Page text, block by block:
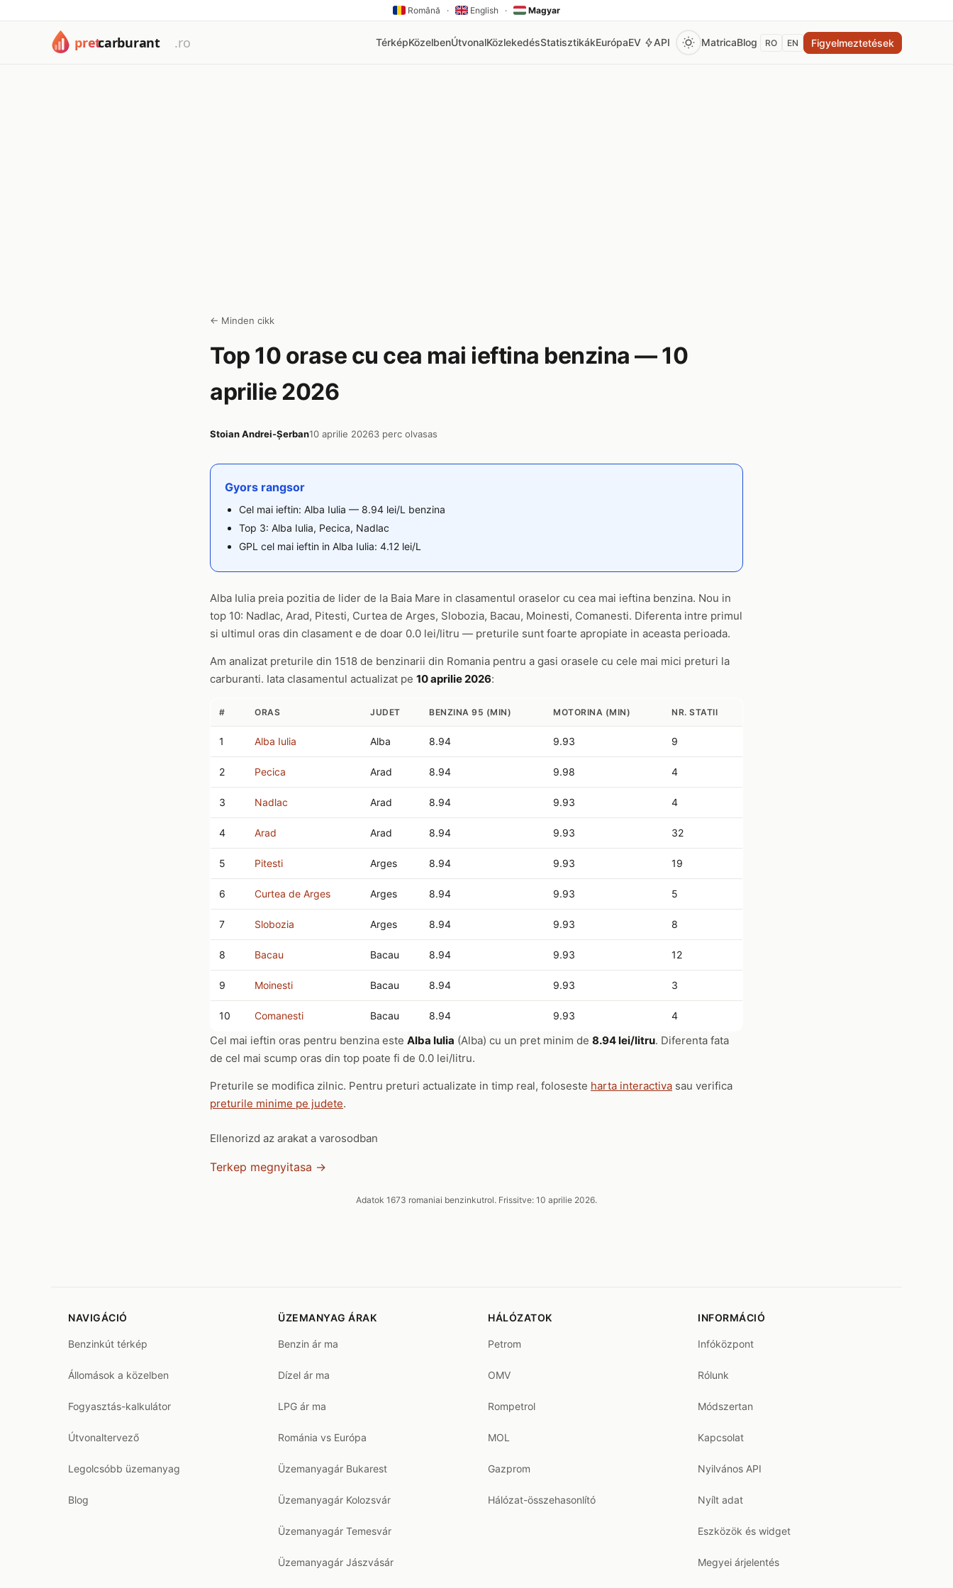
Română · English · Magyar
TérképKözelbenÚtvonalKözlekedésStatisztikákEurópaEV API MatricaBlog RO EN Figyelmeztetések
← Minden cikk
Top 10 orase cu cea mai ieftina benzina — 10
aprilie 2026
Stoian Andrei-Șerban10 aprilie 20263 perc olvasas
Gyors rangsor
Cel mai ieftin: Alba Iulia — 8.94 lei/L benzina
Top 3: Alba Iulia, Pecica, Nadlac
GPL cel mai ieftin in Alba Iulia: 4.12 lei/L
Alba Iulia preia pozitia de lider de la Baia Mare in clasamentul oraselor cu cea mai ieftina benzina. Nou in
top 10: Nadlac, Arad, Pitesti, Curtea de Arges, Slobozia, Bacau, Moinesti, Comanesti. Diferenta intre primul
si ultimul oras din clasament e de doar 0.0 lei/litru — preturile sunt foarte apropiate in aceasta perioada.
Am analizat preturile din 1518 de benzinarii din Romania pentru a gasi orasele cu cele mai mici preturi la
carburanti. Iata clasamentul actualizat pe 10 aprilie 2026:
# ORAS JUDET BENZINA 95 (MIN) MOTORINA (MIN) NR. STATII
1 Alba Iulia Alba 8.94 9.93 9
2 Pecica Arad 8.94 9.98 4
3 Nadlac Arad 8.94 9.93 4
4 Arad Arad 8.94 9.93 32
5 Pitesti Arges 8.94 9.93 19
6 Curtea de Arges Arges 8.94 9.93 5
7 Slobozia Arges 8.94 9.93 8
8 Bacau Bacau 8.94 9.93 12
9 Moinesti Bacau 8.94 9.93 3
10 Comanesti Bacau 8.94 9.93 4
Cel mai ieftin oras pentru benzina este Alba Iulia (Alba) cu un pret minim de 8.94 lei/litru. Diferenta fata
de cel mai scump oras din top poate fi de 0.0 lei/litru.
Preturile se modifica zilnic. Pentru preturi actualizate in timp real, foloseste harta interactiva sau verifica
preturile minime pe judete.
Ellenorizd az arakat a varosodban
Terkep megnyitasa →
Adatok 1673 romaniai benzinkutrol. Frissitve: 10 aprilie 2026.
NAVIGÁCIÓ
Benzinkút térkép
Állomások a közelben
Fogyasztás-kalkulátor
Útvonaltervező
Legolcsóbb üzemanyag
Blog
ÜZEMANYAG ÁRAK
Benzin ár ma
Dízel ár ma
LPG ár ma
Románia vs Európa
Üzemanyagár Bukarest
Üzemanyagár Kolozsvár
Üzemanyagár Temesvár
Üzemanyagár Jászvásár
HÁLÓZATOK
Petrom
OMV
Rompetrol
MOL
Gazprom
Hálózat-összehasonlító
INFORMÁCIÓ
Infóközpont
Rólunk
Módszertan
Kapcsolat
Nyilvános API
Nyílt adat
Eszközök és widget
Megyei árjelentés